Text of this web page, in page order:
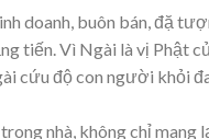
doanh, buôn bán, đặ
tiến. Vì Ngài là vị Phật
cứu độ con người khỏi
nhà, không chỉ mang